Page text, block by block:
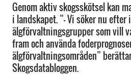
Genom aktiv skogsskötsel kan
i landskapet. ”– Vi söker nu
älgförvaltningsgrupper som vill
fram och använda
älgförvaltningsområden”
Skogsdatabloggen.